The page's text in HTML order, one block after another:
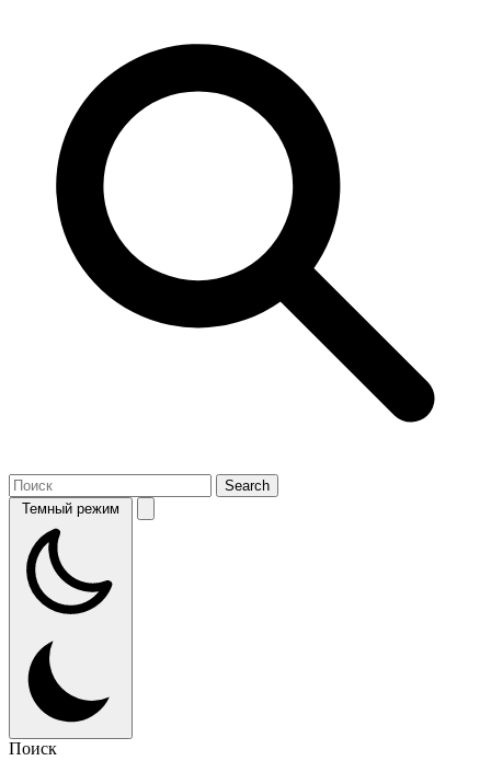
Темный режим
Поиск